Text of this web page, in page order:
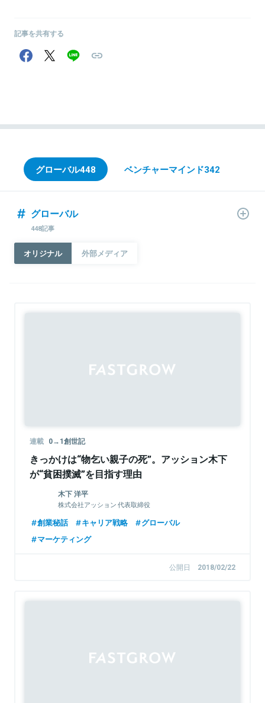
記事を共有する
グローバル448 ベンチャーマインド342
グローバル
448記事
オリジナル 外部メディア
連載 0→1創世記
きっかけは“物乞い親子の死”。アッション木下
が“貧困撲滅”を目指す理由
木下 洋平
株式会社アッション 代表取締役
創業秘話 キャリア戦略
グローバル
マーケティング
公開日 2018/02/22